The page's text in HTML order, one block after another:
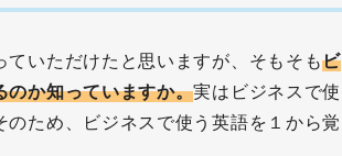
いただけたと思いますが、そもそもビ
のか知っていますか。実はビジネスで使
ため、ビジネスで使う英語を１から覚